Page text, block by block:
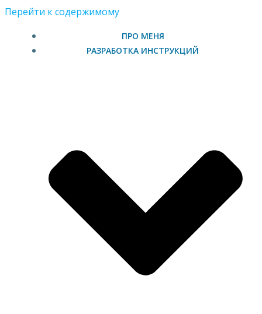
Перейти к содержимому
ПРО МЕНЯ
РАЗРАБОТКА ИНСТРУКЦИЙ